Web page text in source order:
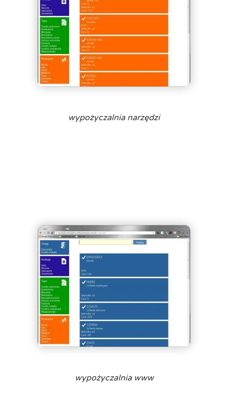
wypożyczalnia narzędzi
wypożyczalnia www